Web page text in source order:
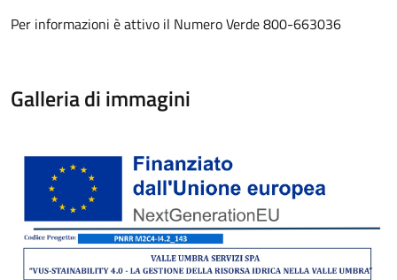
Per informazioni è attivo il Numero Verde 800-663036
Galleria di immagini